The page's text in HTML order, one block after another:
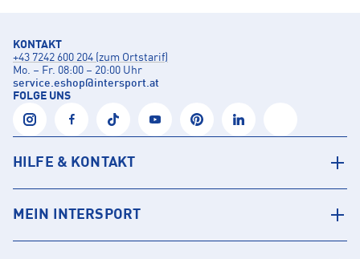
KONTAKT
+43 7242 600 204 (zum Ortstarif)
Mo. – Fr. 08:00 – 20:00 Uhr
service.eshop@intersport.at
FOLGE UNS
HILFE & KONTAKT
MEIN INTERSPORT